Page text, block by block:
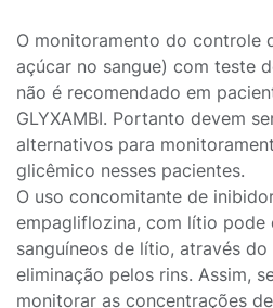
O monitoramento do controle
açúcar no sangue) com teste
não é recomendado em
GLYXAMBI. Portanto devem
alternativos para
glicêmico nesses pacientes.
O uso concomitante de
empagliflozina, com lítio pode
sanguíneos de lítio, através do
eliminação pelos rins. Assim,
monitorar as concentrações